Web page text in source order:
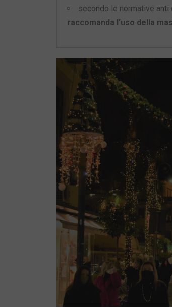
secondo le normative anti
raccomanda l’uso della